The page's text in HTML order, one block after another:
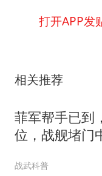
打开APP发
相关推荐
菲军帮手已到
位，战舰堵门
战武科普